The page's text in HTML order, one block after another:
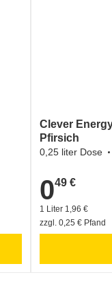
Clever
Pfirsich
0,25 liter Dose
0,49 €
049 €
1 Liter 1,96 €
zzgl. 0,25 € Pfand